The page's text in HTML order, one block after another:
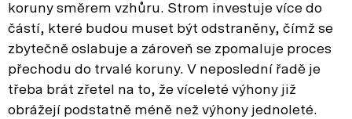
koruny směrem vzhůru. Strom investuje více do
částí, které budou muset být odstraněny, čímž se
zbytečně oslabuje a zároveň se zpomaluje proces
přechodu do trvalé koruny. V neposlední řadě je
třeba brát zřetel na to, že víceleté výhony již
obrážejí podstatně méně než výhony jednoleté.